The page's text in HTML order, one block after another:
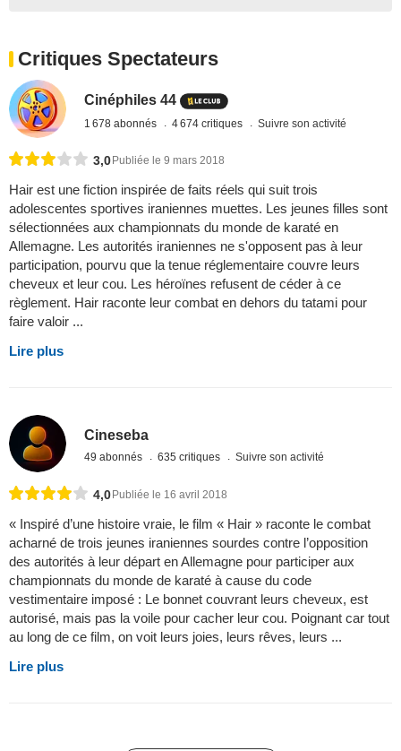
Critiques Spectateurs
Cinéphiles 44
1 678 abonnés 4 674 critiques Suivre son activité
3,0Publiée le 9 mars 2018
Hair est une fiction inspirée de faits réels qui suit trois
adolescentes sportives iraniennes muettes. Les jeunes filles sont
sélectionnées aux championnats du monde de karaté en
Allemagne. Les autorités iraniennes ne s'opposent pas à leur
participation, pourvu que la tenue réglementaire couvre leurs
cheveux et leur cou. Les héroïnes refusent de céder à ce
règlement. Hair raconte leur combat en dehors du tatami pour
faire valoir ...
Lire plus
Cineseba
49 abonnés 635 critiques Suivre son activité
4,0 Publiée le 16 avril 2018
« Inspiré d’une histoire vraie, le film « Hair » raconte le combat
acharné de trois jeunes iraniennes sourdes contre l’opposition
des autorités à leur départ en Allemagne pour participer aux
championnats du monde de karaté à cause du code
vestimentaire imposé : Le bonnet couvrant leurs cheveux, est
autorisé, mais pas la voile pour cacher leur cou. Poignant car tout
au long de ce film, on voit leurs joies, leurs rêves, leurs ...
Lire plus